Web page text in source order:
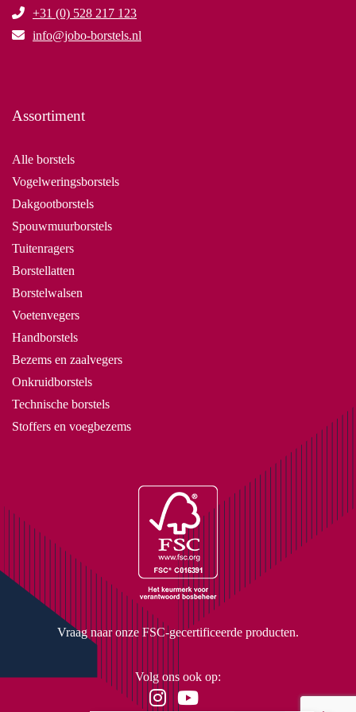
+31 (0) 528 217 123
info@jobo-borstels.nl
Assortiment
Alle borstels
Vogelweringsborstels
Dakgootborstels
Spouwmuurborstels
Tuitenragers
Borstellatten
Borstelwalsen
Voetenvegers
Handborstels
Bezems en zaalvegers
Onkruidborstels
Technische borstels
Stoffers en voegbezems
Vraag naar onze FSC-gecertificeerde producten.
Volg ons ook op: